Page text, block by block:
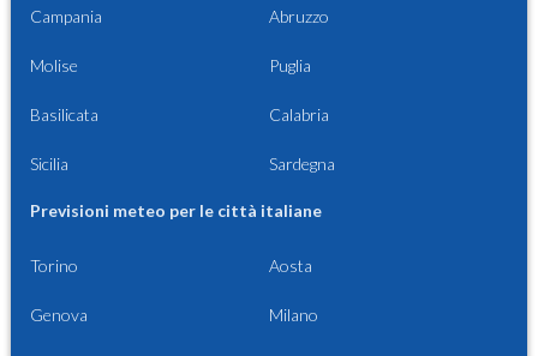
Campania Abruzzo
Molise Puglia
Basilicata Calabria
Sicilia Sardegna
Previsioni meteo per le città italiane
Torino Aosta
Genova Milano